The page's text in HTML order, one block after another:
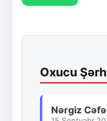
Oxucu
Nərgiz